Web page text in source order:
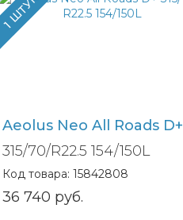
Aeolus Neo All Roads D+
315/70/R22.5 154/150L
Код товара: 15842808
36 740 руб.